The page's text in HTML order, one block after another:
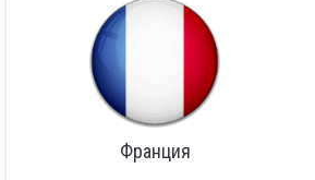
Франция